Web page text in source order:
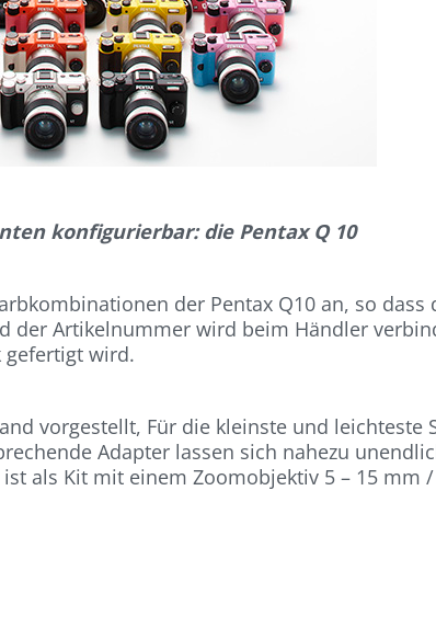
konfigurierbar: die Pentax Q 10
der Pentax Q10 an, so dass
Artikelnummer wird beim Händler
gefertigt wird.
vorgestellt, Für die kleinste und leichteste
Adapter lassen sich nahezu
als Kit mit einem Zoomobjektiv 5 – 15 mm